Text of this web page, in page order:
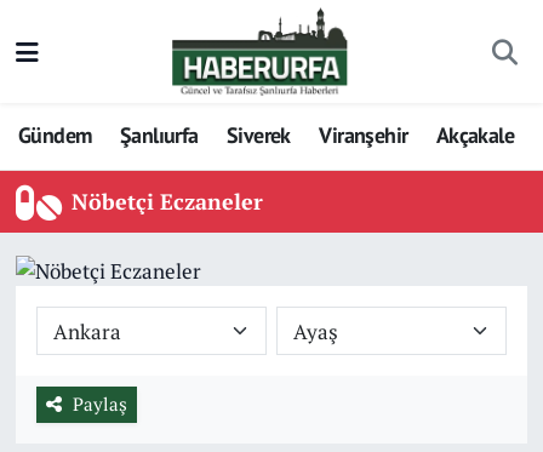
Gündem Şanlıurfa Siverek Viranşehir Akçakale
Nöbetçi Eczaneler
Paylaş